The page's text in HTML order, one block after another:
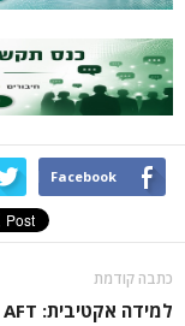
Facebook
כתבה קודמת